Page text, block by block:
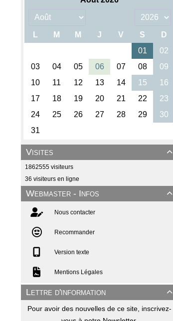

Visites
1862555 visiteurs
36 visiteurs en ligne

Webmaster - Infos
Nous contacter
Recommander
Version texte
Mentions Légales

Lettre d'information
Pour avoir des nouvelles de ce site, inscrivez-